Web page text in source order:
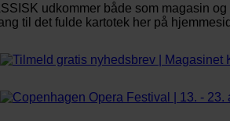
udkommer både som magasin
til det fulde kartotek her på